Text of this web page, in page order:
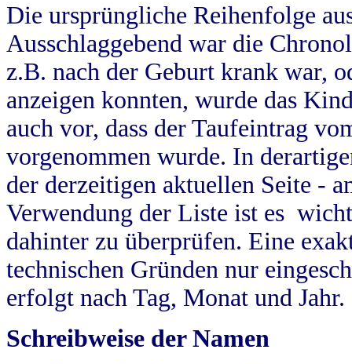
Die ursprüngliche Reihenfolge
Ausschlaggebend war die
z.B. nach der Geburt krank war,
anzeigen konnten, wurde das
auch vor, dass der Taufeintrag
vorgenommen wurde. In
der derzeitigen aktuellen Seite -
Verwendung der Liste ist es
dahinter zu überprüfen. Eine
technischen Gründen nur
erfolgt nach Tag, Monat und Jahr.
Schreibweise der Namen